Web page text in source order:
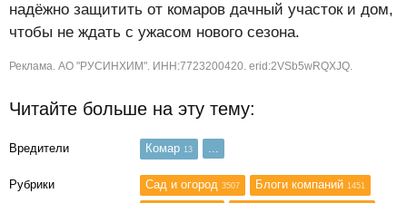
надёжно защитить от комаров дачный участок и дом,
чтобы не ждать с ужасом нового сезона.
Реклама. АО "РУСИНХИМ". ИНН:7723200420. erid:2VSb5wRQXJQ.
Читайте больше на эту тему:
Вредители Комар 13 ...
Рубрики Сад и огород 3507 Блоги компаний 1451